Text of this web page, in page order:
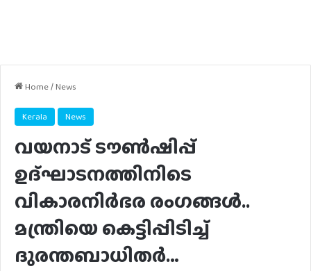
Home/News
Kerala News
വയനാട് ടൗണ്‍ഷിപ്പ്
ഉദ്ഘാടനത്തിനിടെ
വികാരനിർഭര രം​ഗങ്ങൾ..
മന്ത്രിയെ കെട്ടിപ്പിടിച്ച്
ദുരന്തബാധിതർ…